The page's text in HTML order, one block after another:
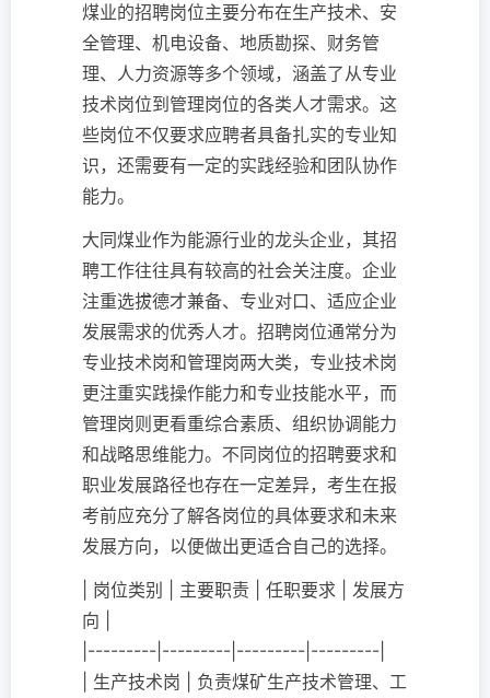
煤业的招聘岗位主要分布在生产技术、安
全管理、机电设备、地质勘探、财务管
理、人力资源等多个领域，涵盖了从专业
技术岗位到管理岗位的各类人才需求。这
些岗位不仅要求应聘者具备扎实的专业知
识，还需要有一定的实践经验和团队协作
能力。
大同煤业作为能源行业的龙头企业，其招
聘工作往往具有较高的社会关注度。企业
注重选拔德才兼备、专业对口、适应企业
发展需求的优秀人才。招聘岗位通常分为
专业技术岗和管理岗两大类，专业技术岗
更注重实践操作能力和专业技能水平，而
管理岗则更看重综合素质、组织协调能力
和战略思维能力。不同岗位的招聘要求和
职业发展路径也存在一定差异，考生在报
考前应充分了解各岗位的具体要求和未来
发展方向，以便做出更适合自己的选择。
| 岗位类别 | 主要职责 | 任职要求 | 发展方
向 |
|---------|---------|---------|---------|
| 生产技术岗 | 负责煤矿生产技术管理、工